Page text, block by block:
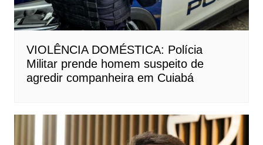
VIOLÊNCIA DOMÉSTICA: Polícia
Militar prende homem suspeito de
agredir companheira em Cuiabá